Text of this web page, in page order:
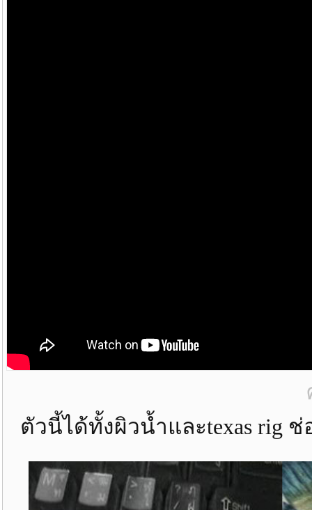
ตัวนี้ได้ทั้งผิวน้ำและtexas rig